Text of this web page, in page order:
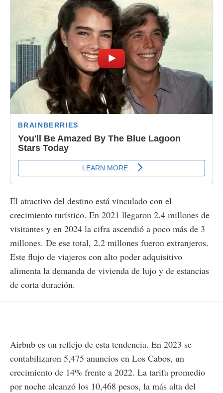
El atractivo del destino está vinculado con el
crecimiento turístico. En 2021 llegaron 2.4 millones de
visitantes y en 2024 la cifra ascendió a poco más de 3
millones. De ese total, 2.2 millones fueron extranjeros.
Este flujo de viajeros con alto poder adquisitivo
alimenta la demanda de vivienda de lujo y de estancias
de corta duración.
Airbnb es un reflejo de esta tendencia. En 2023 se
contabilizaron 5,475 anuncios en Los Cabos, un
crecimiento de 14% frente a 2022. La tarifa promedio
por noche alcanzó los 10,468 pesos, la más alta del